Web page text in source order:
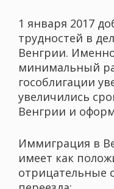
1 января 2017
трудностей в
Венгрии.
минимальный
гособлигации
увеличились
Венгрии и
Иммиграция в
имеет как
отрицательные